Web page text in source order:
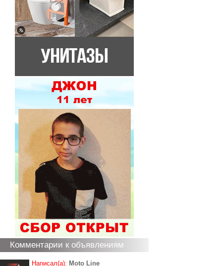
Комментарии к объявлениям
Написал(а): Moto Line